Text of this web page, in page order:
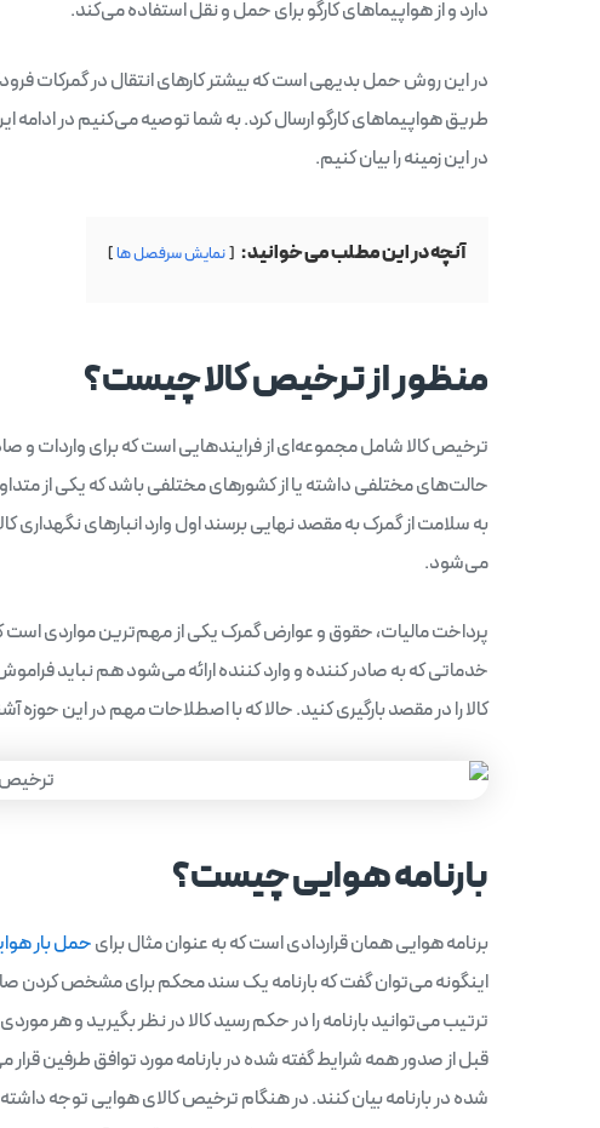
دارد و از هواپیماهای کارگو برای حمل و نقل استفاده می‌کند.
در این روش حمل بدیهی است که بیشتر کارهای انتقال در گمرکات
طریق هواپیماهای کارگو ارسال کرد. به شما توصیه می‌کنیم در
در این زمینه را بیان کنیم.
آنچه در این مطلب می خوانید : نمایش سرفصل ها
منظور از ترخیص کالا چیست؟
ترخیص کالا شامل مجموعه‌ای از فرایندهایی است که برای واردات و
حالت‌های مختلفی داشته یا از کشورهای مختلفی باشد که یکی از
به سلامت از گمرک به مقصد نهایی برسند اول وارد انبارهای نگهداری
می‌شود.
پرداخت مالیات، حقوق و عوارض گمرک یکی از مهم‌ترین مواردی است
خدماتی که به صادر کننده و وارد کننده ارائه می‌شود هم نباید
کالا را در مقصد بارگیری کنید. حالا که با اصطلاحات مهم در این حوزه
بارنامه هوایی چیست؟
برنامه هوایی همان قراردادی است که به عنوان مثال برایحمل بار
اینگونه می‌توان گفت که بارنامه یک سند محکم برای مشخص کردن
ترتیب می‌توانید بارنامه را در حکم رسید کالا در نظر بگیرید و هر
قبل از صدور همه شرایط گفته شده در بارنامه مورد توافق طرفین
شده در بارنامه بیان کنند. در هنگام ترخیص کالای هوایی توجه